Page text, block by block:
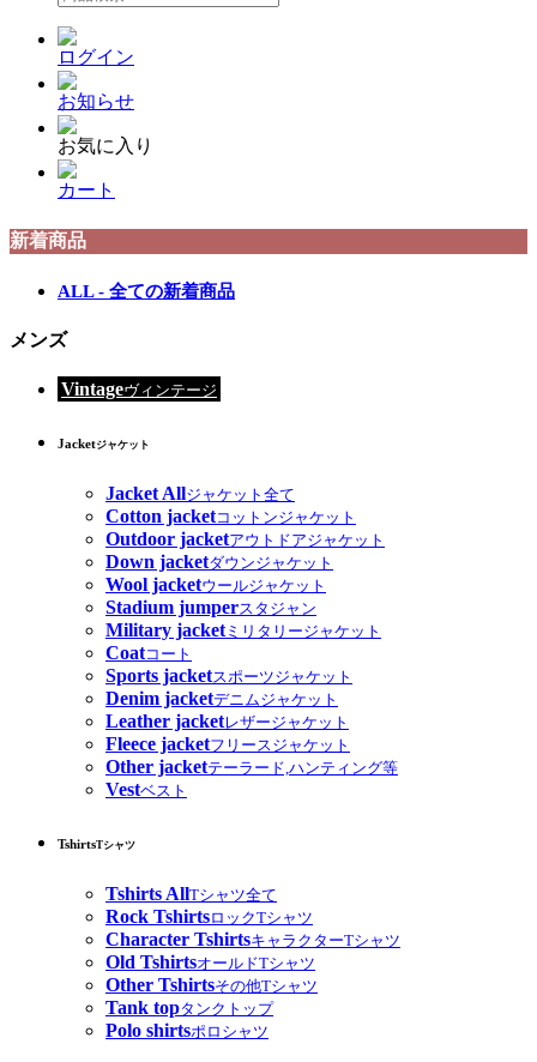
ログイン
お知らせ
お気に入り
カート
新着商品
ALL - 全ての新着商品
メンズ
Vintageヴィンテージ
Jacketジャケット
Jacket Allジャケット全て
Cotton jacketコットンジャケット
Outdoor jacketアウトドアジャケット
Down jacketダウンジャケット
Wool jacketウールジャケット
Stadium jumperスタジャン
Military jacketミリタリージャケット
Coatコート
Sports jacketスポーツジャケット
Denim jacketデニムジャケット
Leather jacketレザージャケット
Fleece jacketフリースジャケット
Other jacketテーラード,ハンティング等
Vestベスト
TshirtsTシャツ
Tshirts AllTシャツ全て
Rock TshirtsロックTシャツ
Character TshirtsキャラクターTシャツ
Old TshirtsオールドTシャツ
Other Tshirtsその他Tシャツ
Tank topタンクトップ
Polo shirtsポロシャツ